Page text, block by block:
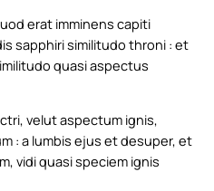
erat imminens capiti
sapphiri similitudo throni : et
quasi aspectus
velut aspectum ignis,
: a lumbis ejus et desuper, et
vidi quasi speciem ignis